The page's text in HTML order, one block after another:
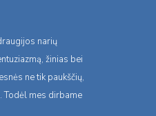
narių
žinias bei
ne tik paukščių,
Todėl mes dirbame